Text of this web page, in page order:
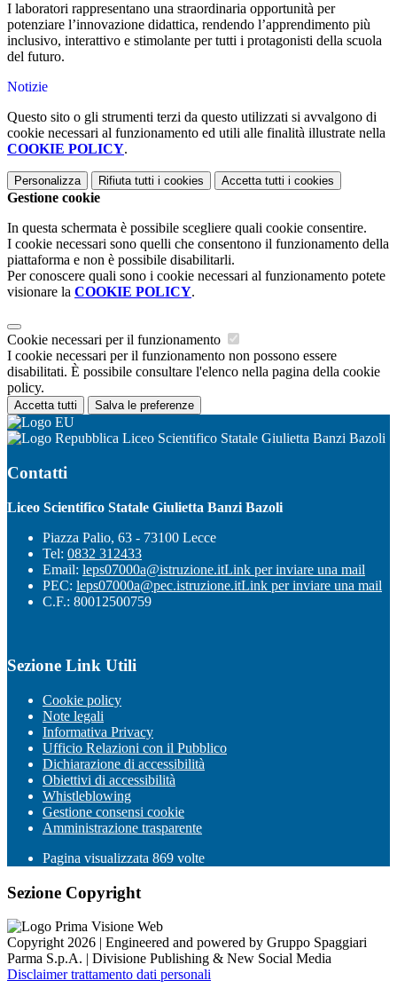
I laboratori rappresentano una straordinaria opportunità per
potenziare l’innovazione didattica, rendendo l’apprendimento più
inclusivo, interattivo e stimolante per tutti i protagonisti della scuola
del futuro.
Notizie
Questo sito o gli strumenti terzi da questo utilizzati si avvalgono di
cookie necessari al funzionamento ed utili alle finalità illustrate nella
COOKIE POLICY.
Personalizza Rifiuta tutti i cookies Accetta tutti i cookies
Gestione cookie
In questa schermata è possibile scegliere quali cookie consentire.
I cookie necessari sono quelli che consentono il funzionamento della
piattaforma e non è possibile disabilitarli.
Per conoscere quali sono i cookie necessari al funzionamento potete
visionare la COOKIE POLICY.
Cookie necessari per il funzionamento
I cookie necessari per il funzionamento non possono essere
disabilitati. È possibile consultare l'elenco nella pagina della cookie
policy.
Accetta tutti Salva le preferenze
Liceo Scientifico Statale Giulietta Banzi Bazoli
Contatti
Liceo Scientifico Statale Giulietta Banzi Bazoli
Piazza Palio, 63 - 73100 Lecce
Tel: 0832 312433
Email: leps07000a@istruzione.itLink per inviare una mail
PEC: leps07000a@pec.istruzione.itLink per inviare una mail
C.F.: 80012500759
Sezione Link Utili
Cookie policy
Note legali
Informativa Privacy
Ufficio Relazioni con il Pubblico
Dichiarazione di accessibilità
Obiettivi di accessibilità
Whistleblowing
Gestione consensi cookie
Amministrazione trasparente
Pagina visualizzata 869 volte
Sezione Copyright
Copyright 2026 | Engineered and powered by Gruppo Spaggiari
Parma S.p.A. | Divisione Publishing & New Social Media
Disclaimer trattamento dati personali